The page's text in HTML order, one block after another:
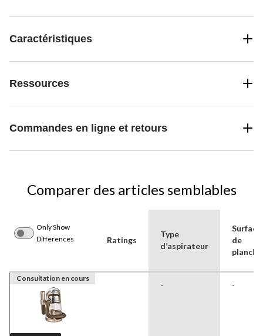
Caractéristiques
Ressources
Commandes en ligne et retours
Comparer des articles semblables
Only Show
Differences
Ratings
Type
d’aspirateur
Surface
de
Consultation en cours
- -